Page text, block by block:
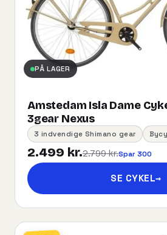
PÅ LAGER
Amstedam Isla Dame
3gear Nexus
3 indvendige Shimano gear
2.499 kr.2.799 kr.Spar 300
SE CYKEL→